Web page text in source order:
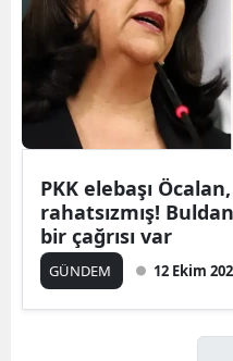
PKK elebaşı
rahatsızmış!
bir çağrısı var
GÜNDEM 12 Ekim